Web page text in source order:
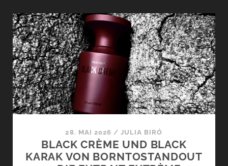
LINK-SAMMLUNG
ARTIKEL-ARCHIV
ONLINE-SHOP
DAS ALZD-TEAM
28. MAI 2026 /JULIA BIRÓ
BLACK CRÈME UND BLACK
KARAK VON BORNTOSTANDOUT